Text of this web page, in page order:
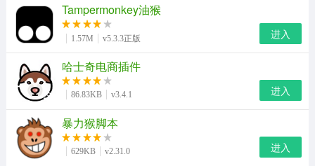
Tampermonkey油猴
1.57M v5.3.3正版 进入
哈士奇电商插件
86.83KB v3.4.1 进入
暴力猴脚本
629KB v2.31.0 进入